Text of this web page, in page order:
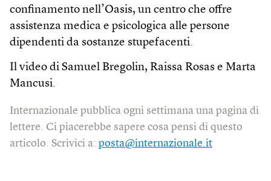
confinamento nell’Oasis, un centro che offre
assistenza medica e psicologica alle persone
dipendenti da sostanze stupefacenti.
Il video di Samuel Bregolin, Raissa Rosas e Marta
Mancusi.
Internazionale pubblica ogni settimana una pagina di
lettere. Ci piacerebbe sapere cosa pensi di questo
articolo. Scrivici a: posta@internazionale.it